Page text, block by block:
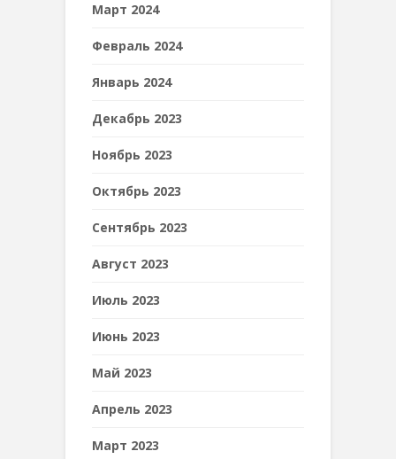
Март 2024
Февраль 2024
Январь 2024
Декабрь 2023
Ноябрь 2023
Октябрь 2023
Сентябрь 2023
Август 2023
Июль 2023
Июнь 2023
Май 2023
Апрель 2023
Март 2023